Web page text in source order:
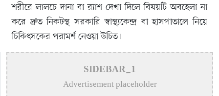
শরীরে লালচে দানা বা র‌্যাশ দেখা দিলে বিষয়টি অবহেলা না
করে দ্রুত নিকটস্থ সরকারি স্বাস্থ্যকেন্দ্র বা হাসপাতালে নিয়ে
চিকিৎসকের পরামর্শ নেওয়া উচিত।
SIDEBAR_1
Advertisement placeholder